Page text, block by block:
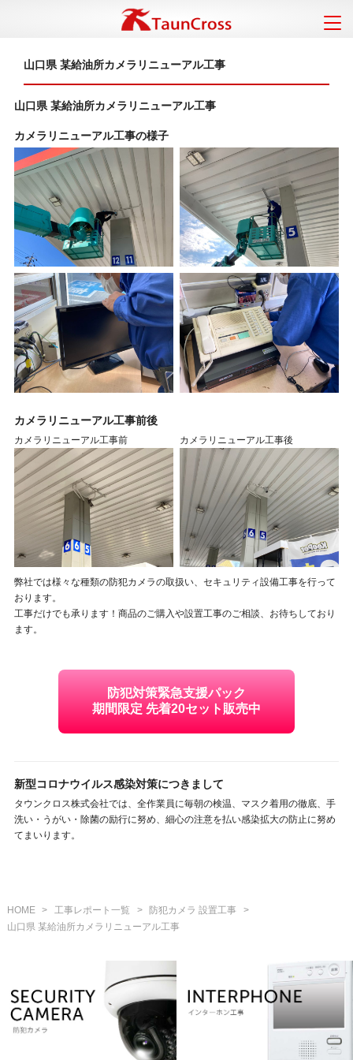
山口県 某給油所カメラリニューアル工事
山口県 某給油所カメラリニューアル工事
カメラリニューアル工事の様子
カメラリニューアル工事前後
カメラリニューアル工事前 カメラリニューアル工事後
弊社では様々な種類の防犯カメラの取扱い、セキュリティ設備工事を行って
おります。
工事だけでも承ります！商品のご購入や設置工事のご相談、お待ちしており
ます。
防犯対策緊急支援パック
期間限定 先着20セット販売中
新型コロナウイルス感染対策につきまして
タウンクロス株式会社では、全作業員に毎朝の検温、マスク着用の徹底、手
洗い・うがい・除菌の励行に努め、細心の注意を払い感染拡大の防止に努め
てまいります。
HOME > 工事レポート一覧 > 防犯カメラ 設置工事
>
山口県 某給油所カメラリニューアル工事